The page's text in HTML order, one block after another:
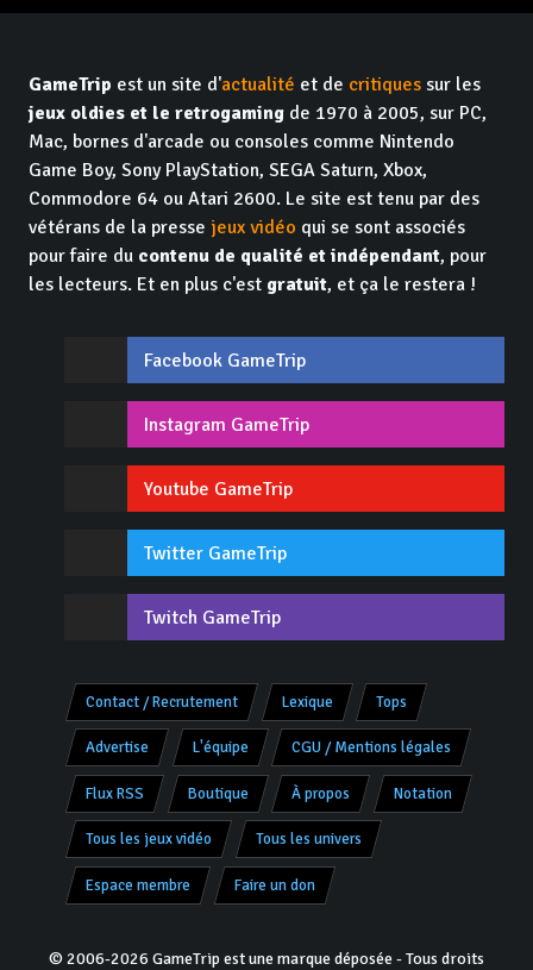
GameTrip est un site d'actualité et de critiques sur les
jeux oldies et le retrogaming de 1970 à 2005, sur PC,
Mac, bornes d'arcade ou consoles comme Nintendo
Game Boy, Sony PlayStation, SEGA Saturn, Xbox,
Commodore 64 ou Atari 2600. Le site est tenu par des
vétérans de la presse jeux vidéo qui se sont associés
pour faire du contenu de qualité et indépendant, pour
les lecteurs. Et en plus c'est gratuit, et ça le restera !
Facebook GameTrip
Instagram GameTrip
Youtube GameTrip
Twitter GameTrip
Twitch GameTrip
Contact / Recrutement Lexique Tops
Advertise L'équipe CGU / Mentions légales
Flux RSS Boutique À propos Notation
Tous les jeux vidéo Tous les univers
Espace membre Faire un don
© 2006-2026 GameTrip est une marque déposée - Tous droits